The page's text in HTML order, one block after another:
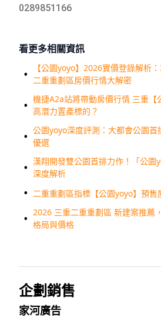
0289851166
看更多相關資訊
【公園yoyo】2026實價登錄解析
二重重劃區房價行情大解密
機捷A2a站將帶動房價行情 三重【
高潛力置產標的？
公園yoyo深度評測：大都會公園
優選
漢翔開發雙公園首排力作！「公園
深度解析
二重重劃區指標【公園yoyo】預售
2026 三重二重重劃區 新建案推薦
格局與價格
企劃銷售
家河廣告